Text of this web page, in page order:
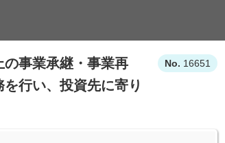
16651
事業承継・事業再
行い、投資先に寄り